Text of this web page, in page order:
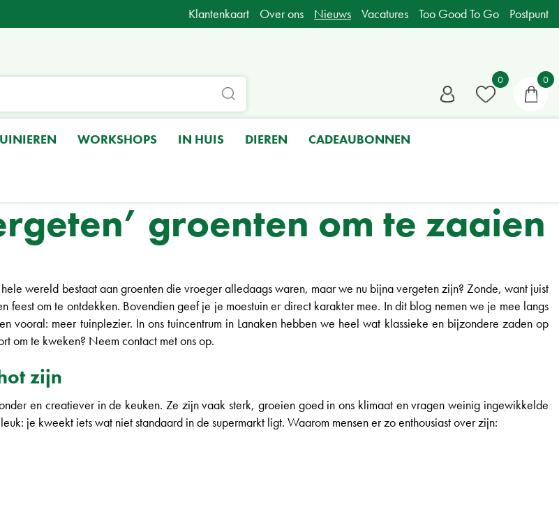
Klantenkaart Over ons Nieuws Vacatures Too Good To Go Postpunt
WORKSHOPS IN HUIS DIEREN CADEAUBONNEN
groenten om te zaaien
wereld bestaat aan groenten die vroeger alledaags waren, maar we nu bijna vergeten zijn? Zonde, want juist
om te ontdekken. Bovendien geef je je moestuin er direct karakter mee. In dit blog nemen we je mee langs
vooral: meer tuinplezier. In ons tuincentrum in Lanaken hebben we heel wat klassieke en bijzondere zaden op
om te kweken? Neem contact met ons op.
zijn
en creatiever in de keuken. Ze zijn vaak sterk, groeien goed in ons klimaat en vragen weinig ingewikkelde
je kweekt iets wat niet standaard in de supermarkt ligt. Waarom mensen er zo enthousiast over zijn: